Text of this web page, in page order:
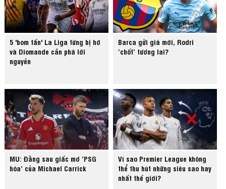
5 'bom tấn' La Liga từng bị hớ
và Diomande cần phá lời
nguyền
Barca gửi giá mới, Rodri
‘chốt’ tương lai?
MU: Đằng sau giấc mơ ‘PSG
hóa’ của Michael Carrick
Vì sao Premier League không
thể thu hút những siêu sao hay
nhất thế giới?